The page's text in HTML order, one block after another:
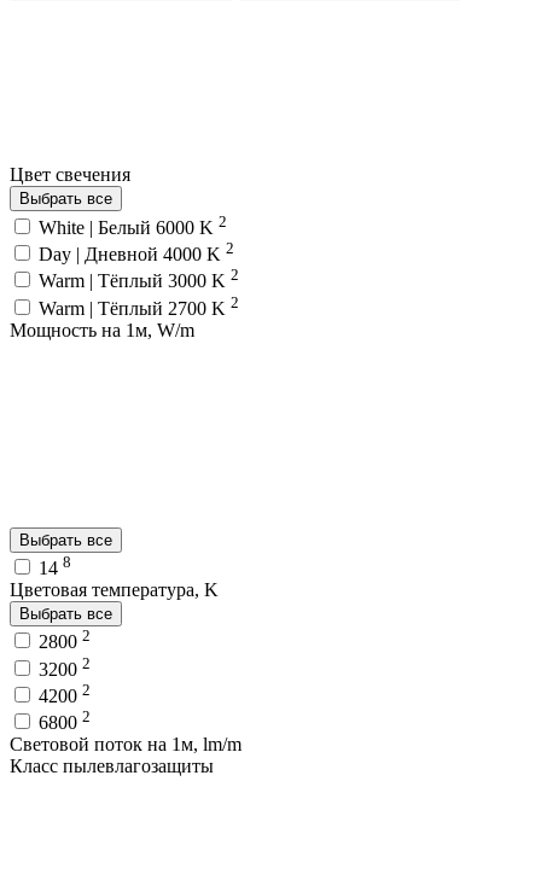
Цвет свечения
Выбрать все
White | Белый 6000 K 2
Day | Дневной 4000 K 2
Warm | Тёплый 3000 K 2
Warm | Тёплый 2700 K 2
Мощность на 1м, W/m
Выбрать все
14 8
Цветовая температура, K
Выбрать все
2800 2
3200 2
4200 2
6800 2
Световой поток на 1м, lm/m
Класс пылевлагозащиты